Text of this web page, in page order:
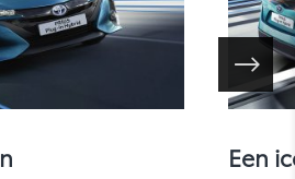
Een